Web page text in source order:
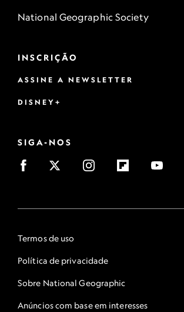
National Geographic Society
INSCRIÇÃO
ASSINE A NEWSLETTER
DISNEY+
SIGA-NOS
Termos de uso
Política de privacidade
Sobre National Geographic
Anúncios com base em interesses